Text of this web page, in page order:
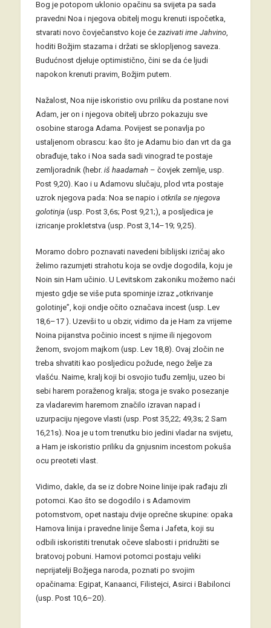
Bog je potopom uklonio opačinu sa svijeta pa sada
pravedni Noa i njegova obitelj mogu krenuti ispočetka,
stvarati novo čovječanstvo koje će zazivati ime Jahvino,
hoditi Božjim stazama i držati se sklopljenog saveza.
Budućnost djeluje optimistično, čini se da će ljudi
napokon krenuti pravim, Božjim putem.
Nažalost, Noa nije iskoristio ovu priliku da postane novi
Adam, jer on i njegova obitelj ubrzo pokazuju sve
osobine staroga Adama. Povijest se ponavlja po
ustaljenom obrascu: kao što je Adamu bio dan vrt da ga
obrađuje, tako i Noa sada sadi vinograd te postaje
zemljoradnik (hebr. iš haadamah– čovjek zemlje, usp.
Post 9,20). Kao i u Adamovu slučaju, plod vrta postaje
uzrok njegova pada: Noa se napio i otkrila se njegova
golotinja (usp. Post 3,6s; Post 9,21;), a posljedica je
izricanje prokletstva (usp. Post 3,14–19; 9,25).
Moramo dobro poznavati navedeni biblijski izričaj ako
želimo razumjeti strahotu koja se ovdje dogodila, koju je
Noin sin Ham učinio. U Levitskom zakoniku možemo naći
mjesto gdje se više puta spominje izraz „otkrivanje
golotinje”, koji ondje očito označava incest (usp. Lev
18,6–17 ). Uzevši to u obzir, vidimo da je Ham za vrijeme
Noina pijanstva počinio incest s njime ili njegovom
ženom, svojom majkom (usp. Lev 18,8). Ovaj zločin ne
treba shvatiti kao posljedicu požude, nego želje za
vlašću. Naime, kralj koji bi osvojio tuđu zemlju, uzeo bi
sebi harem poraženog kralja; stoga je svako posezanje
za vladarevim haremom značilo izravan napad i
uzurpaciju njegove vlasti (usp. Post 35,22; 49,3s; 2 Sam
16,21s). Noa je u tom trenutku bio jedini vladar na svijetu,
a Ham je iskoristio priliku da gnjusnim incestom pokuša
ocu preoteti vlast.
Vidimo, dakle, da se iz dobre Noine linije ipak rađaju zli
potomci. Kao što se dogodilo i s Adamovim
potomstvom, opet nastaju dvije oprečne skupine: opaka
Hamova linija i pravedne linije Šema i Jafeta, koji su
odbili iskoristiti trenutak očeve slabosti i pridružiti se
bratovoj pobuni. Hamovi potomci postaju veliki
neprijatelji Božjega naroda, poznati po svojim
opačinama: Egipat, Kanaanci, Filistejci, Asirci i Babilonci
(usp. Post 10,6–20).